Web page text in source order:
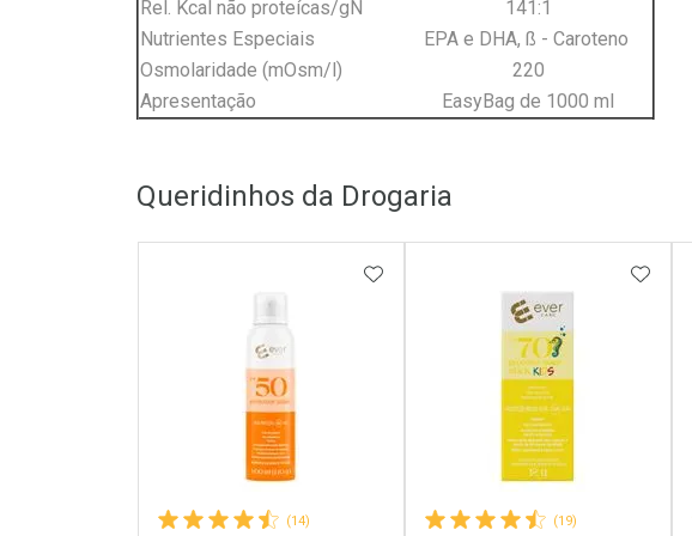
Rel. Kcal não proteícas/gN
141:1
Nutrientes Especiais
EPA e DHA, ß - Caroteno
Osmolaridade (mOsm/l)
220
Apresentação
EasyBag de 1000 ml
Queridinhos da Drogaria
(14)
ADICIONAR AOS FAVORITOS
(19)